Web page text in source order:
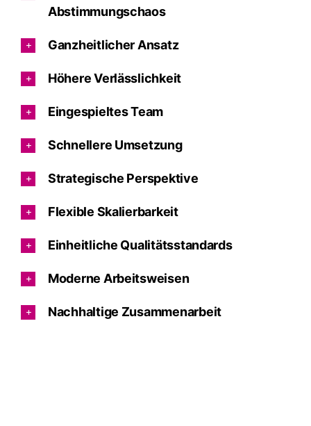
Abstimmungschaos
Ganzheitlicher Ansatz
Höhere Verlässlichkeit
Eingespieltes Team
Schnellere Umsetzung
Strategische Perspektive
Flexible Skalierbarkeit
Einheitliche Qualitätsstandards
Moderne Arbeitsweisen
Nachhaltige Zusammenarbeit